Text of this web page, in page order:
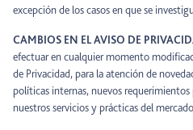
excepción de los casos en que se
CAMBIOS EN EL AVISO DE
efectuar en cualquier momento
de Privacidad, para la atención de
políticas internas, nuevos
nuestros servicios y prácticas del